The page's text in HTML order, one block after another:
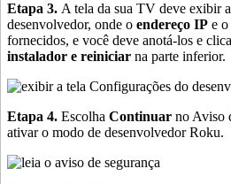
Etapa 3. A tela da sua TV deve exibir
desenvolvedor, onde o endereço IP e o
fornecidos, e você deve anotá-los e
instalador e reiniciar na parte inferior.
Etapa 4. Escolha Continuar no Aviso
ativar o modo de desenvolvedor Roku.